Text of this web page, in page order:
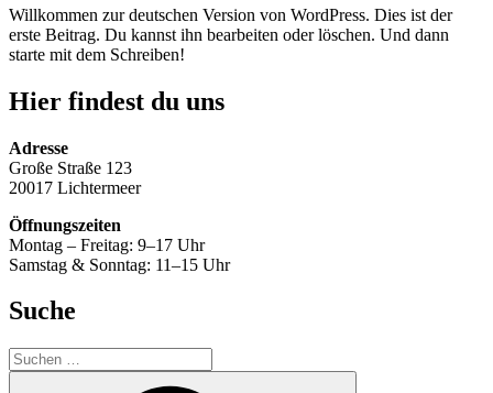
Willkommen zur deutschen Version von WordPress. Dies ist der
erste Beitrag. Du kannst ihn bearbeiten oder löschen. Und dann
starte mit dem Schreiben!
Hier findest du uns
Adresse
Große Straße 123
20017 Lichtermeer
Öffnungszeiten
Montag – Freitag: 9–17 Uhr
Samstag & Sonntag: 11–15 Uhr
Suche
Suche
nach: